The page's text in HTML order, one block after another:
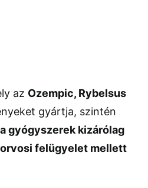
az Ozempic, Rybelsus
gyártja, szintén
a gyógyszerek kizárólag
felügyelet mellett